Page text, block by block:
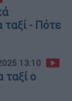
- Πότε
13:10
ταξί ο